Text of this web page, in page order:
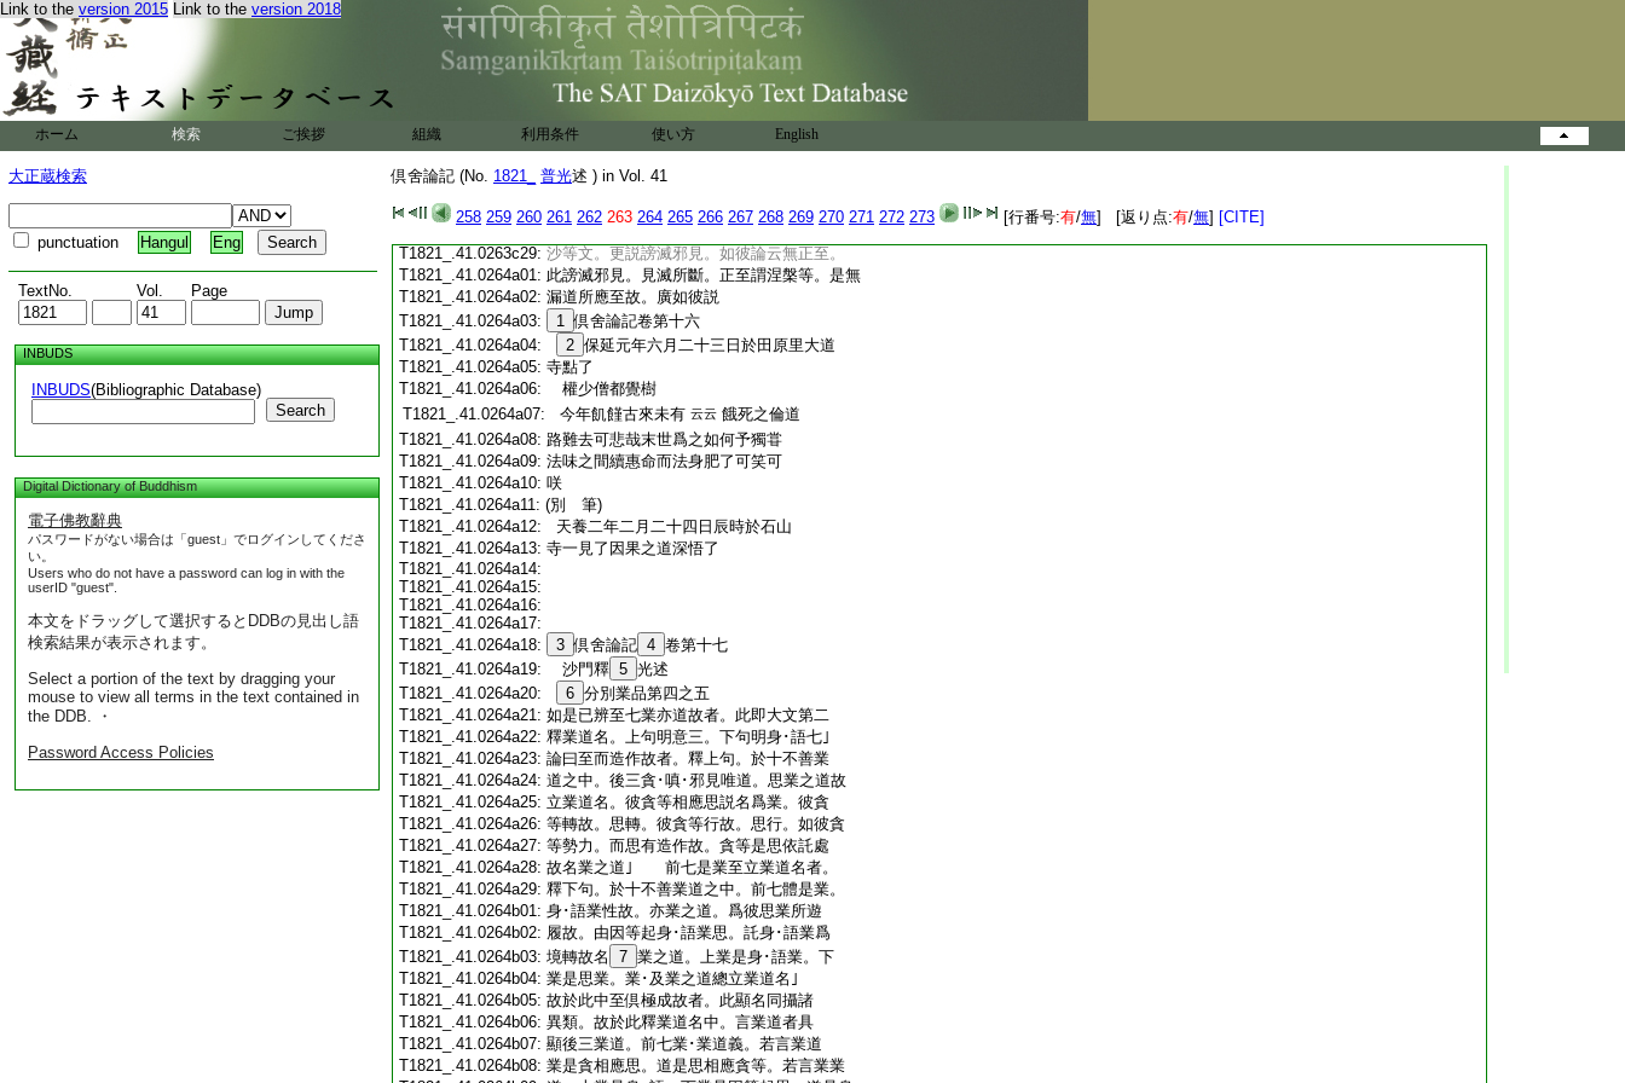
Link to the version 2015 Link to the version 2018
ホーム 検索 ご挨拶 組織 利用条件 使い方 English
大正蔵検索
punctuation Hangul Eng
TextNo. Vol. Page
INBUDS
INBUDS(Bibliographic Database)
Search
Digital Dictionary of Buddhism
電子佛教辭典
パスワードがない場合は「guest」でログインしてくださ
い。
Users who do not have a password can log in with the
userID "guest".
本文をドラッグして選択するとDDBの見出し語
検索結果が表示されます。
Select a portion of the text by dragging your
mouse to view all terms in the text contained in
the DDB. ・
Password Access Policies
倶舍論記 (No. 1821_ 普光述 ) in Vol. 41
258 259 260 261 262 263 264 265 266 267 268 269 270 271 272 273 [行番号:有/無] [返り点:有/無] [CITE]
T1821_.41.0263c18:業。或復撥無所感化生。或有説者。化生有
T1821_.41.0263c19: 情所謂中有。無此世他世 8
者。謗無生有。
T1821_.41.0263c20:無化生有情者。謗無中有。有諸外道
T1821_.41.0263c21:
中有無。彼説但應從此世間至彼世間。更
無第三世間可得。此或撥無感中有業。或
T1821_.41.0263c23:復撥無所感中有。或撥中有爲生有因。或
T1821_.41.0263c24:撥中有爲死有果 此通謗因･果。見苦集
T1821_.41.0263c25:所斷 十一世間無有沙門或婆羅門及阿
T1821_.41.0263c26:羅漢。此是謗聖邪見。見道所斷。隨其所應
T1821_.41.0263c27: 説彼經具顯謗業･謗果･謗聖邪見。此頌擧
T1821_.41.0263c29: 沙等文。更説謗滅邪見。如彼論云無正至。
T1821_.41.0264a01: 此謗滅邪見。見滅所斷。正至謂涅槃等。是無
T1821_.41.0264a02: 漏道所應至故。廣如彼説
T1821_.41.0264a03:
1 倶舍論記卷第十六
T1821_.41.0264a04:
2 保延元年六月二十三日於田原里大道
T1821_.41.0264a05: 寺點了
T1821_.41.0264a06:
權少僧都覺樹
T1821_.41.0264a07:
今年飢饉古來未有 云云 餓死之倫道
T1821_.41.0264a08: 路難去可悲哉末世爲之如何予獨甞
T1821_.41.0264a09: 法味之間續惠命而法身肥了可笑可
T1821_.41.0264a10: 咲
T1821_.41.0264a11: (別 筆)
T1821_.41.0264a12:
天養二年二月二十四日辰時於石山
T1821_.41.0264a13: 寺一見了因果之道深悟了
T1821_.41.0264a14:
T1821_.41.0264a15:
T1821_.41.0264a16:
T1821_.41.0264a17:
T1821_.41.0264a18:
3 倶舍論記 4 卷第十七
T1821_.41.0264a19:
沙門釋 5 光述
T1821_.41.0264a20:
6 分別業品第四之五
T1821_.41.0264a21: 如是已辨至七業亦道故者。此即大文第二
T1821_.41.0264a22: 釋業道名。上句明意三。下句明身･語七｣
T1821_.41.0264a23: 論曰至而造作故者。釋上句。於十不善業
T1821_.41.0264a24: 道之中。後三貪･嗔･邪見唯道。思業之道故
T1821_.41.0264a25: 立業道名。彼貪等相應思説名爲業。彼貪
T1821_.41.0264a26: 等轉故。思轉。彼貪等行故。思行。如彼貪
T1821_.41.0264a27: 等勢力。而思有造作故。貪等是思依託處
T1821_.41.0264a28: 故名業之道｣ 前七是業至立業道名者。
T1821_.41.0264a29: 釋下句。於十不善業道之中。前七體是業。
T1821_.41.0264b01: 身･語業性故。亦業之道。爲彼思業所遊
T1821_.41.0264b02: 履故。由因等起身･語業思。託身･語業爲
T1821_.41.0264b03: 境轉故名 7 業之道。上業是身･語業。下
T1821_.41.0264b04: 業是思業。業･及業之道總立業道名｣
T1821_.41.0264b05: 故於此中至倶極成故者。此顯名同攝諸
T1821_.41.0264b06: 異類。故於此釋業道名中。言業道者具
T1821_.41.0264b07: 顯後三業道。前七業･業道義。若言業道
T1821_.41.0264b08: 業是貪相應思。道是思相應貪等。若言業業